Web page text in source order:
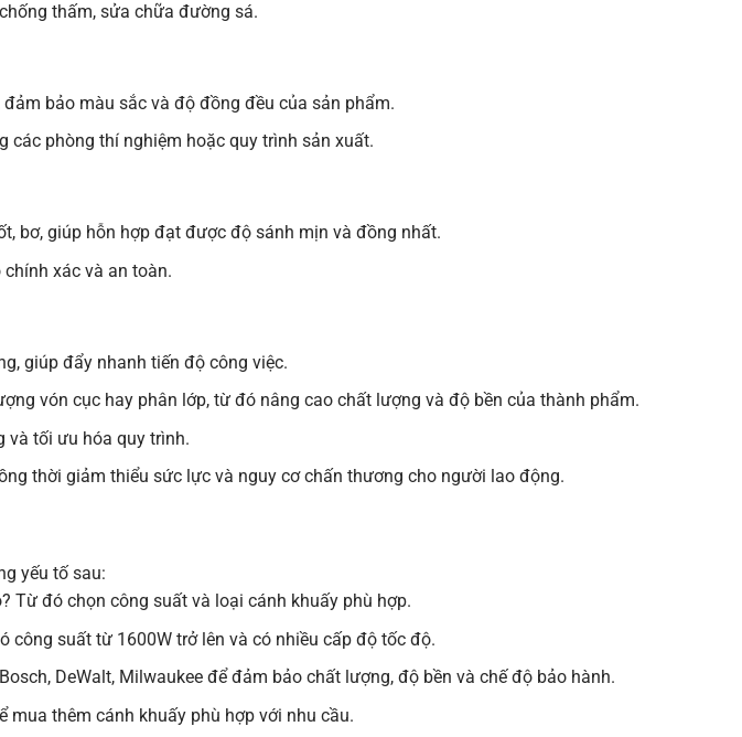
thấm, sửa chữa đường sá.
bảo màu sắc và độ đồng đều của sản phẩm.
các phòng thí nghiệm hoặc quy trình sản xuất.
bơ, giúp hỗn hợp đạt được độ sánh mịn và đồng nhất.
xác và an toàn.
giúp đẩy nhanh tiến độ công việc.
vón cục hay phân lớp, từ đó nâng cao chất lượng và độ bền của thành phẩm.
và tối ưu hóa quy trình.
thời giảm thiểu sức lực và nguy cơ chấn thương cho người lao động.
yếu tố sau:
Từ đó chọn công suất và loại cánh khuấy phù hợp.
công suất từ 1600W trở lên và có nhiều cấp độ tốc độ.
DeWalt, Milwaukee để đảm bảo chất lượng, độ bền và chế độ bảo hành.
mua thêm cánh khuấy phù hợp với nhu cầu.